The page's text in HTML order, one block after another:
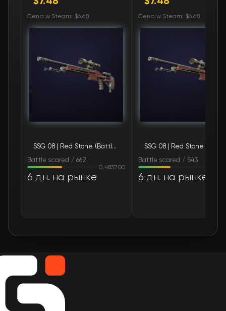
FN $10.53🛒
$17.60🛒
FN $18.11🛒
FN $20.78🛒
FN $21.45 🛒
FN
Cena w Steam: $6.68
SSG 08 | Red Stone (Battle-Scarred)
Battle scared / 662
0.483700
6 дн. на рынке
Cena w Steam: $6.68
Battle scared / 543
6 дн. на рынке